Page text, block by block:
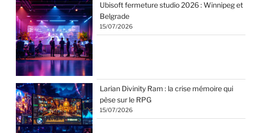
Ubisoft fermeture studio 2026 : Winnipeg et
Belgrade
15/07/2026
Larian Divinity Ram : la crise mémoire qui
pèse sur le RPG
15/07/2026